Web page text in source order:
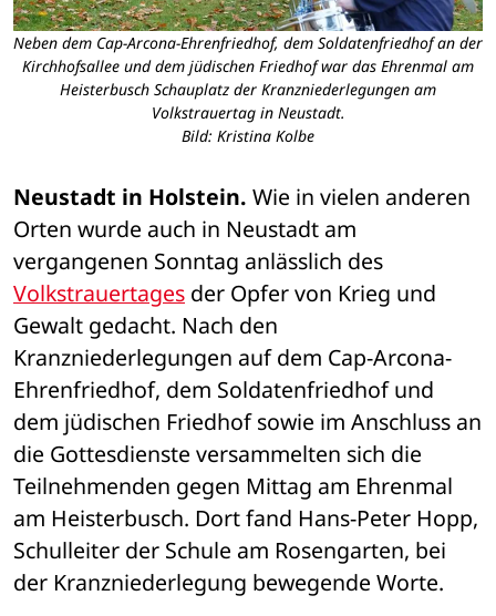
Neben dem Cap-Arcona-Ehrenfriedhof, dem Soldatenfriedhof an der
Kirchhofsallee und dem jüdischen Friedhof war das Ehrenmal am
Heisterbusch Schauplatz der Kranzniederlegungen am
Volkstrauertag in Neustadt.
Bild: Kristina Kolbe
Neustadt in Holstein. Wie in vielen anderen
Orten wurde auch in Neustadt am
Volkstrauertages der Opfer von Krieg und
Gewalt gedacht. Nach den
Kranzniederlegungen auf dem Cap-Arcona-
Ehrenfriedhof, dem Soldatenfriedhof und
dem jüdischen Friedhof sowie im Anschluss an
die Gottesdienste versammelten sich die
Teilnehmenden gegen Mittag am Ehrenmal
am Heisterbusch. Dort fand Hans-Peter Hopp,
Schulleiter der Schule am Rosengarten, bei
der Kranzniederlegung bewegende Worte.